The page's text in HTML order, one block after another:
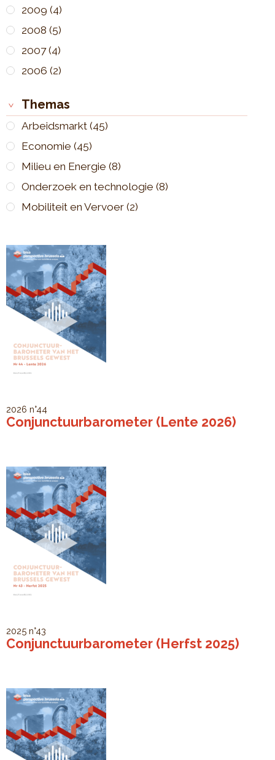
2009 (4)
2008 (5)
2007 (4)
2006 (2)
Themas
Arbeidsmarkt (45)
Economie (45)
Milieu en Energie (8)
Onderzoek en technologie (8)
Mobiliteit en Vervoer (2)
2026 n°44
Conjunctuurbarometer (Lente 2026)
2025 n°43
Conjunctuurbarometer (Herfst 2025)